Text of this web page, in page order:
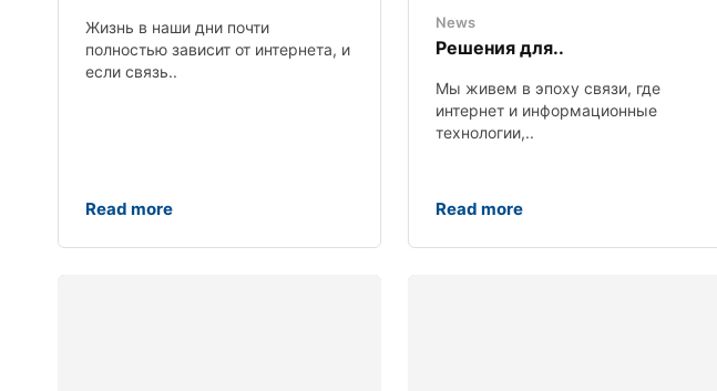
Жизнь в наши дни почти
полностью зависит от интернета, и
если связь..
Read more
News
Решения для..
Мы живем в эпоху связи, где
интернет и информационные
технологии,..
Read more